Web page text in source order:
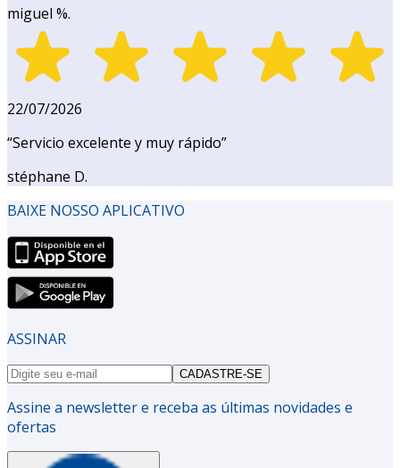
miguel %.
22/07/2026
“Servicio excelente y muy rápido”
stéphane D.
BAIXE NOSSO APLICATIVO
ASSINAR
CADASTRE-SE
Assine a newsletter e receba as últimas novidades e
ofertas